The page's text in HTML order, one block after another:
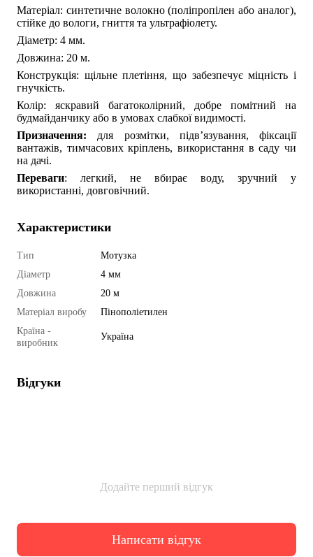
Матеріал: синтетичне волокно (поліпропілен або аналог),
стійке до вологи, гниття та ультрафіолету.
Діаметр: 4 мм.
Довжина: 20 м.
Конструкція: щільне плетіння, що забезпечує міцність і
гнучкість.
Колір: яскравий багатоколірний, добре помітний на
будмайданчику або в умовах слабкої видимості.
Призначення: для розмітки, підв’язування, фіксації
вантажів, тимчасових кріплень, використання в саду чи
на дачі.
Переваги: легкий, не вбирає воду, зручний у
використанні, довговічний.
Характеристики
Тип
Мотузка
Діаметр
4 мм
Довжина
20 м
Матеріал виробу
Пінополіетилен
Країна -
виробник
Україна
Відгуки
Додайте перший відгук
Написати відгук